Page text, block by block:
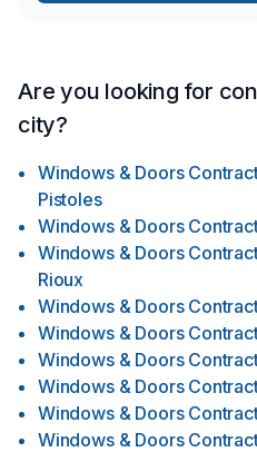
Are you looking for
city?
Windows & Doors
Pistoles
Windows & Doors
Windows & Doors
Rioux
Windows & Doors
Windows & Doors
Windows & Doors
Windows & Doors
Windows & Doors
Windows & Doors